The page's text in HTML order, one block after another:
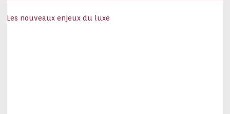
Les nouveaux enjeux du luxe